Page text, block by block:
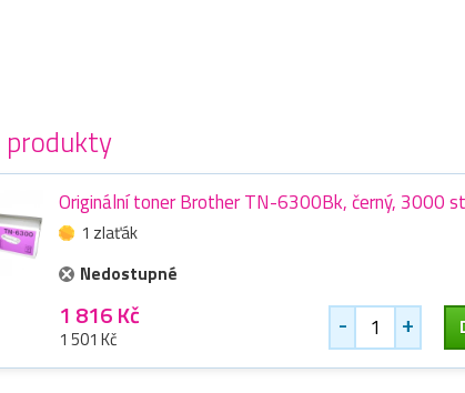
produkty
Originální toner Brother TN-6300Bk, černý, 3000
1 zlaťák
Nedostupné
1 816 Kč
1 501 Kč - +